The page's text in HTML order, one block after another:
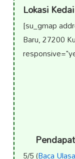
Lokasi
[su_gmap
Baru, 27200
Pendapat
5/5 (Baca